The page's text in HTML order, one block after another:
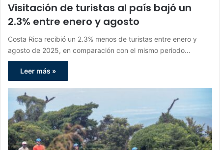
Visitación de turistas al país bajó un
2.3% entre enero y agosto
Costa Rica recibió un 2.3% menos de turistas entre enero y
agosto de 2025, en comparación con el mismo periodo…
Leer más »